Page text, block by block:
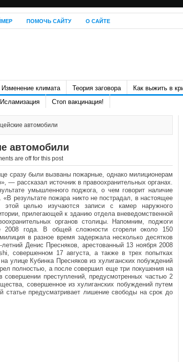
ПОМОЧЬ САЙТУ О САЙТЕ
Изменение климата Теория заговора Как выжить в
Исламизация Стоп вакцинация!
автомобили
автомобили
are off for this post
сразу были вызваны пожарные, однако милиционерам
— рассказал источник в правоохранительных органах.
умышленного поджога, о чем говорит наличие
«В результате пожара никто не пострадал, в настоящее
этой целью изучаются записи с камер наружного
прилегающей к зданию отдела вневедомственной
органов столицы. Напомним, поджоги
года. В общей сложности сгорели около 150
в разное время задержала несколько десятков
Денис Пресняков, арестованный 13 ноября 2008
совершенном 17 августа, а также в трех попытках
улице Кубинка Пресняков из хулиганских побуждений
полностью, а после совершил еще три покушения на
совершении преступлений, предусмотренных частью 2
совершенное из хулиганских побуждений путем
статье предусматривает лишение свободы на срок до